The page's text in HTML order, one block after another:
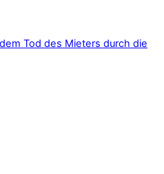
Tod des Mieters durch die